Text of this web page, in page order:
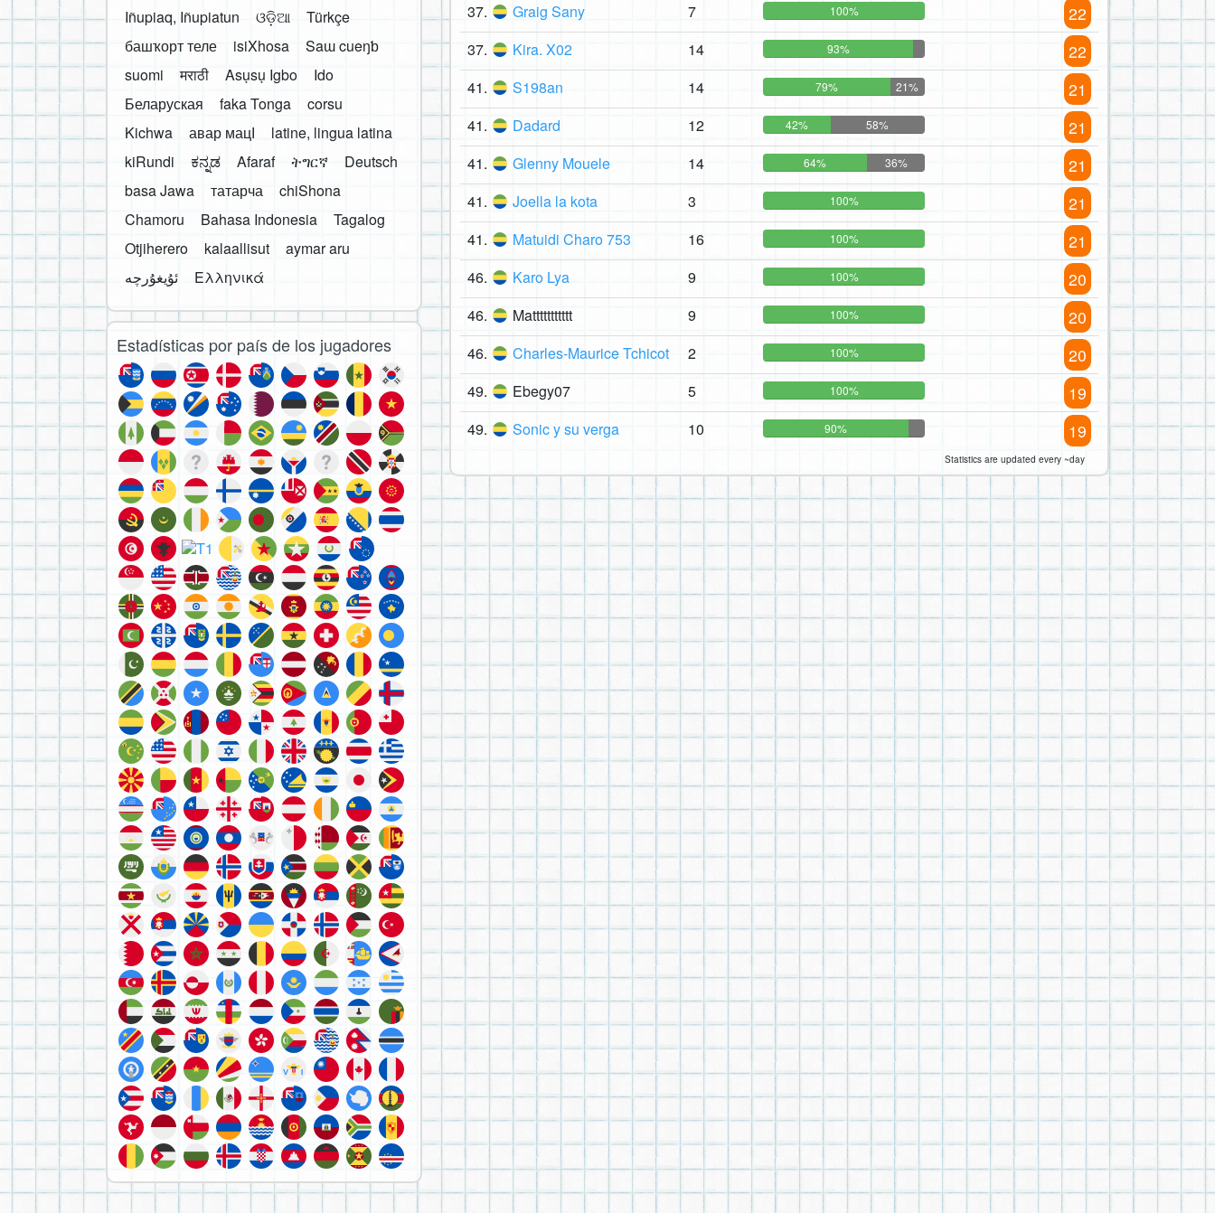
37. Graig Sany 7 100% 22
37. Kira. X02 14 93% 22
41. S198an 14 79% 21% 21
41. Dadard 12 42% 58% 21
41. Glenny Mouele 14 64% 36% 21
41. Joella la kota 3 100% 21
41. Matuidi Charo 753 16 100% 21
46. Karo Lya 9 100% 20
46. Mattttttttttt 9 100% 20
46. Charles-Maurice Tchicot 2 100% 20
49. Ebegy07 5 100% 19
49. Sonic y su verga 10 90% 19
Statistics are updated every ~day
Iñupiaq, Iñupiatun
ଓଡ଼ିଆ
Türkçe
башҡорт теле
isiXhosa
Saɯ cueŋƅ
suomi
मराठी Asụsụ Igbo
Ido
Беларуская
faka Tonga
corsu
Kichwa
авар мацӀ
latine, lingua latina
kiRundi
ಕನ್ನಡ Afaraf ትግርኛ
Deutsch
basa Jawa
татарча
chiShona
Chamoru
Bahasa Indonesia
Tagalog
Otjiherero
kalaallisut
aymar aru
Ελληνικά
Estadísticas por país de los jugadores